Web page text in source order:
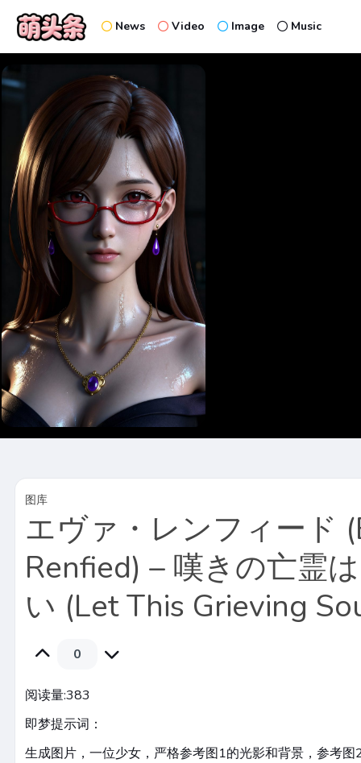
News Video Image Music
图库
エヴァ・レンフィード
Renfied) – 嘆きの亡霊
い (Let This Grieving
0
阅读量:383
即梦提示词：
生成图片，一位少女，严格参考图1的光影和背景，参考